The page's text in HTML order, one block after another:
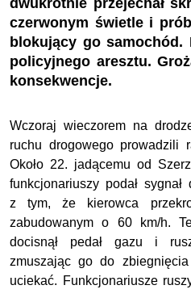
dwukrotnie przejechał
czerwonym świetle i
blokujący go samochód.
policyjnego aresztu.
konsekwencje.
Wczoraj wieczorem na
ruchu drogowego prowadzili
Około 22. jadącemu od
funkcjonariuszy podał
z tym, że kierowca
zabudowanym o 60 km/h.
docisnął pedał gazu i
zmuszając go do
uciekać. Funkcjonariusze